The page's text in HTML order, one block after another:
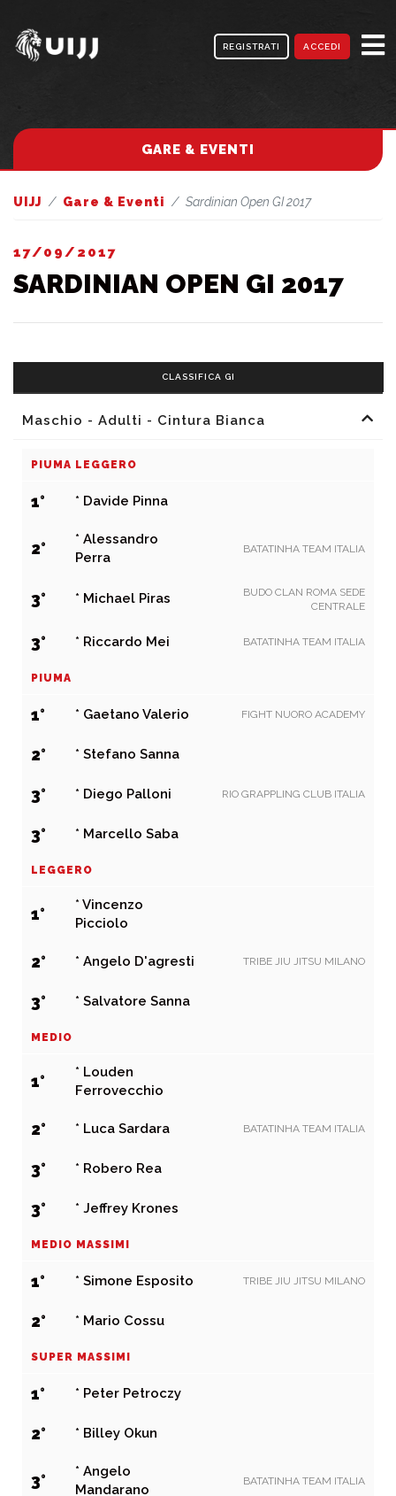
REGISTRATI ACCEDI
GARE & EVENTI
UIJJ Gare & Eventi Sardinian Open GI 2017
17/09/2017
SARDINIAN OPEN GI 2017
CLASSIFICA GI
Maschio - Adulti - Cintura Bianca
PIUMA LEGGERO
1° * Davide Pinna
2°
* Alessandro
Perra
BATATINHA TEAM ITALIA
3° * Michael Piras
BUDO CLAN ROMA SEDE
CENTRALE
3° * Riccardo Mei BATATINHA TEAM ITALIA
PIUMA
1° * Gaetano Valerio FIGHT NUORO ACADEMY
2° * Stefano Sanna
3° * Diego Palloni RIO GRAPPLING CLUB ITALIA
3° * Marcello Saba
LEGGERO
1°
* Vincenzo
Picciolo
2° * Angelo D'agresti TRIBE JIU JITSU MILANO
3° * Salvatore Sanna
MEDIO
1°
* Louden
Ferrovecchio
2° * Luca Sardara BATATINHA TEAM ITALIA
3° * Robero Rea
3° * Jeffrey Krones
MEDIO MASSIMI
1° * Simone Esposito TRIBE JIU JITSU MILANO
2° * Mario Cossu
SUPER MASSIMI
1° * Peter Petroczy
2° * Billey Okun
3°
* Angelo
Mandarano
BATATINHA TEAM ITALIA